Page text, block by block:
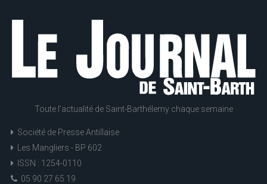
Toute l'actualité de Saint-Barthélemy chaque semaine
Société de Presse Antillaise
Les Mangliers - BP 602
ISSN : 1254-0110
05 90 27 65 19